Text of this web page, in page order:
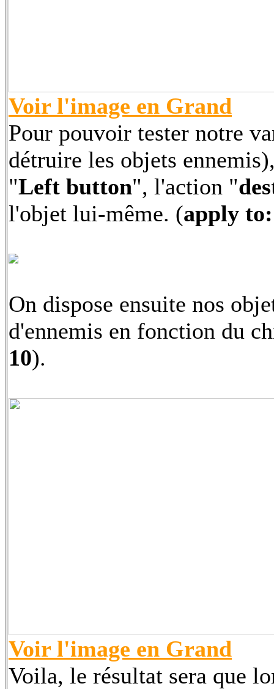
Voir l'image en Grand
Pour pouvoir tester notre
détruire les objets
"Left button", l'action "
l'objet lui-même. (apply
On dispose ensuite nos
d'ennemis en fonction du
10).
Voir l'image en Grand
Voila, le résultat sera que